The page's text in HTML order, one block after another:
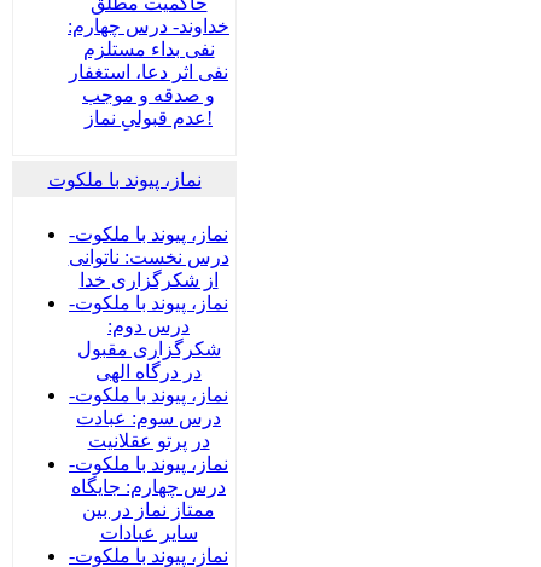
خداوند- درس چهارم:
نفی بداء مستلزم
نفی اثر دعا، استغفار
و صدقه و موجب
عدم قبولیِ نماز!
نماز، پیوند با ملکوت
نماز، پیوند با ملکوت-
درس نخست: ناتوانی
از شکرگزاری خدا
نماز، پیوند با ملکوت-
درس دوم:
شکرگزاری مقبول
در درگاه الهی
نماز، پیوند با ملکوت-
درس سوم: عبادت
در پرتو عقلانیت
نماز، پیوند با ملکوت-
درس چهارم: جایگاه
ممتاز نماز در بین
سایر عبادات
نماز، پیوند با ملکوت-